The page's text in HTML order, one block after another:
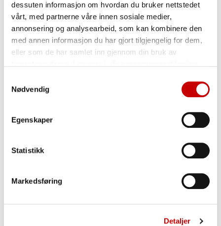
dessuten informasjon om hvordan du bruker nettstedet
vårt, med partnerne våre innen sosiale medier,
annonsering og analysearbeid, som kan kombinere den
med annen informasjon du har gjort tilgjengelig for dem,
eller som de har samlet inn gjennom din bruk av
Nødvendig
Egenskaper
Statistikk
Markedsføring
Detaljer
Næringsinnhold pr. 100g
TRYKK PÅ VERDI FOR Å LESE MER
Energi
1488 kJ / 352 kcal
Fett
mettede fettsyrer
0,9 g
flerumettede fettsyrer
2,4 g
herav:
Kostfiber
2,8 g